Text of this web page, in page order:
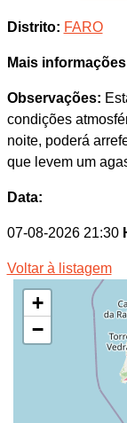
Distrito: FARO
Mais
Observações:
condições
noite, poderá
que levem um
Data:
07-08-2026 21:30
Voltar à listagem
+
−